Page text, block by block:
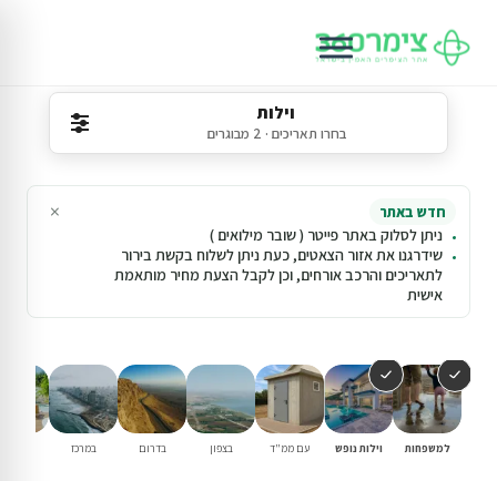
וילות
בחרו תאריכים · 2 מבוגרים
חדש באתר
ניתן לסלוק באתר פייטר ( שובר מילואים )
שידרגנו את אזור הצאטים, כעת ניתן לשלוח בקשת בירור
לתאריכים והרכב אורחים, וכן לקבל הצעת מחיר מותאמת
אישית
×
למשפחות וילות נופש עם ממ"ד בצפון בדרום במרכז